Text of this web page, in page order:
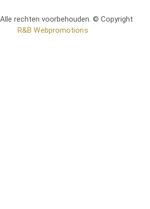
Alle rechten voorbehouden. © Copyright
R&B Webpromotions